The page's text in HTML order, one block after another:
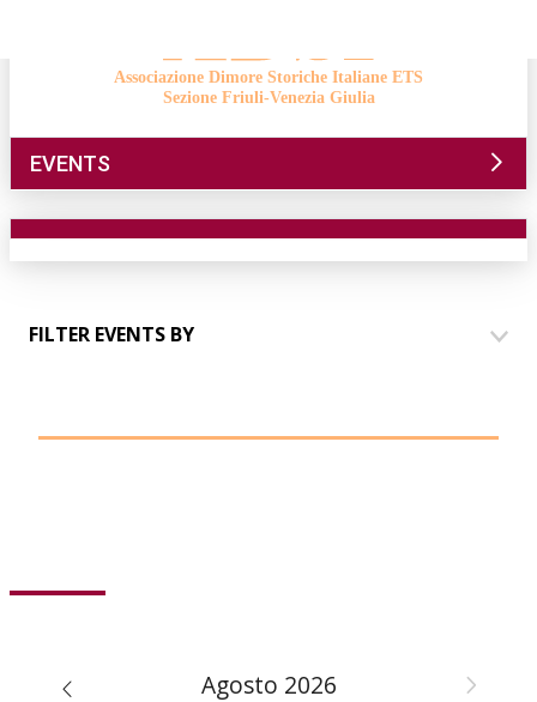
Associazione Dimore Storiche Italiane ETS
Sezione Friuli-Venezia Giulia
EVENTS
FILTER EVENTS BY
Agosto 2026